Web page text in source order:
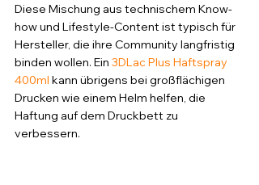
Diese Mischung aus technischem Know-
how und Lifestyle-Content ist typisch für
Hersteller, die ihre Community langfristig
binden wollen. Ein 3DLac Plus Haftspray
400ml kann übrigens bei großflächigen
Drucken wie einem Helm helfen, die
Haftung auf dem Druckbett zu
verbessern.